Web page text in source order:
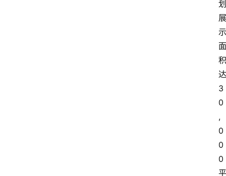
划
展
示
面
积
达
3
0
,
0
0
0
平